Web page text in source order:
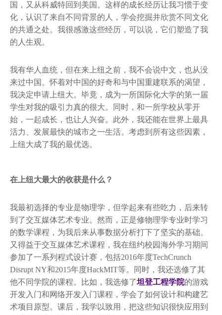
国，又从科威特回到美国。这样的成长经历让我习惯于变
化，认识了来自不同背景的人，学会挖掘并欣赏不同文化
的共通之处。我很感激这些经历，可以说，它们塑造了我
的人生观。
我有华人血统，但在来上纽之前，我不会说中文，也从没
来过中国。怀着对中国的好奇和与中国重建联系的渴望，
我决定申请上纽大。毕竟，成为一所国际化大学的第一届
学生对我的吸引力真的很大。同时，和一所学校从零开
始，一起成长，也让人兴奋。此外，我还能在世界上最具
活力、发展最快的城市之一生活。考虑到所有这些因素，
上纽大成了我的最优选。
在上纽大最大的收获是什么？
我最初选择的专业是物理学，但学起来有些吃力，后来转
到了交互媒体艺术专业。然而，正是修物理学专业时学习
的数学课程，为我后来从事数据分析打下了坚实的基础。
又得益于交互媒体艺术课程，我在纽约校园海外学习期间
参加了一系列程式设计赛，包括2016年度TechCrunch
Disrupt NY和2015年度HackMIT等。同时，我还选修了其
他不同学院的课程。比如，我选修了坦登工程学院的游戏
开发入门和网络开发入门课程，学会了如何设计和构建艺
术项目原型。课后，我学以致用，把这些知识很快应用到